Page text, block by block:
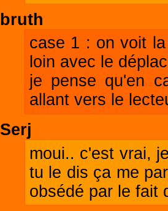
bruth
case 1 : on voit
loin avec le
je pense qu'en
allant vers le
Serj
moui.. c'est vrai,
tu le dis ça me
obsédé par le fait